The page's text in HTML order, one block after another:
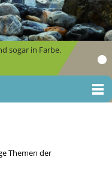
sogar in Farbe.
Themen der